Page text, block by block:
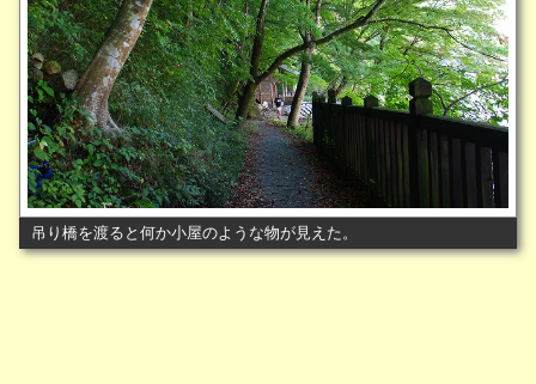
吊り橋を渡ると何か小屋のような物が見えた。